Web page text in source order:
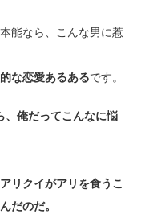
能なら、こんな男に惹
な恋愛あるあるです。
、俺だってこんなに悩
リクイがアリを食うこ
だのだ。